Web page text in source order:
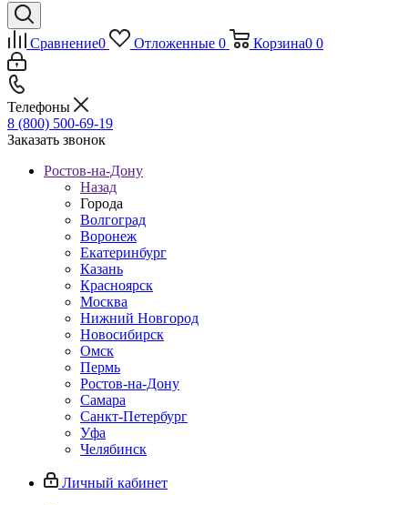
Сравнение0 Отложенные 0 Корзина0 0
Телефоны
8 (800) 500-69-19
Заказать звонок
Ростов-на-Дону
Назад
Города
Волгоград
Воронеж
Екатеринбург
Казань
Красноярск
Москва
Нижний Новгород
Новосибирск
Омск
Пермь
Ростов-на-Дону
Самара
Санкт-Петербург
Уфа
Челябинск
Личный кабинет